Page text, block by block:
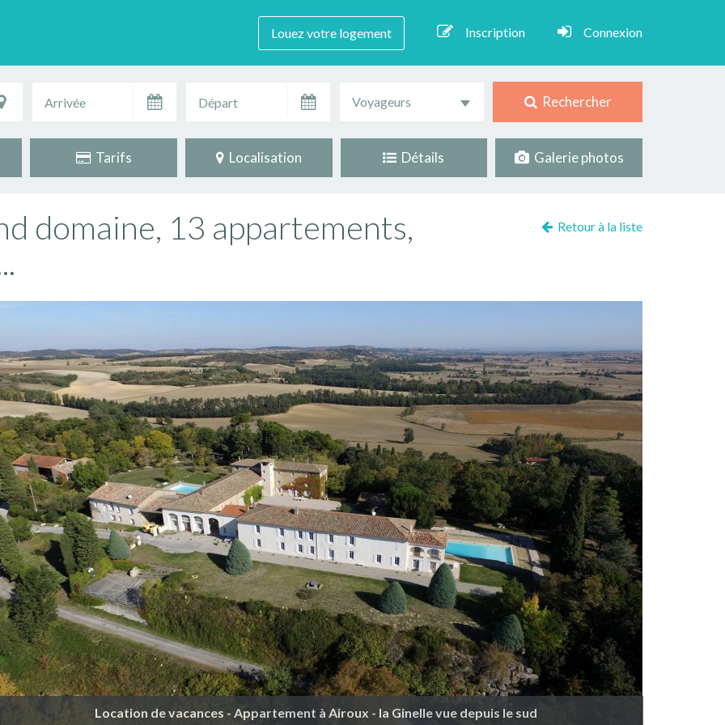
Louez votre logement Inscription Connexion
Voyageurs Rechercher
Tarifs Localisation Détails Galerie photos
domaine, 13 appartements,
Retour à la liste
Location de vacances - Appartement à Airoux - la Ginelle vue depuis le sud